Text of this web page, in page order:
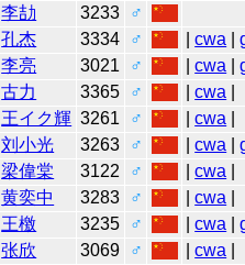
李劼 3233
♂
孔杰 3334 ♂ |cwa |
李亮 3021 ♂ |cwa |
古力 3365 ♂ |cwa
王イク輝 3261 ♂ |cwa
刘小光 3263 ♂ |cwa |
梁偉棠 3122 ♂ |cwa
黄奕中 3283 ♂ |cwa
王檄 3235 ♂ |cwa |
张欣 3069 ♂ |cwa